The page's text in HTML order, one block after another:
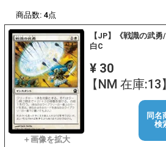
商品数: 4点
【JP】《戦識の武
白C
¥ 30
【NM 在庫:13】
同名
検